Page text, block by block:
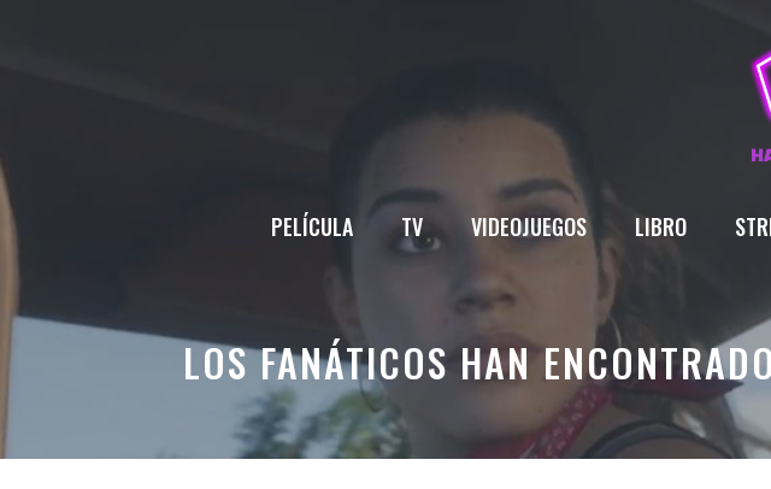
PELÍCULA TV VIDEOJUEGOS LIBRO
LOS FANÁTICOS HAN